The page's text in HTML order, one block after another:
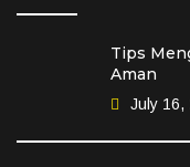
Tips
Aman
July 16,